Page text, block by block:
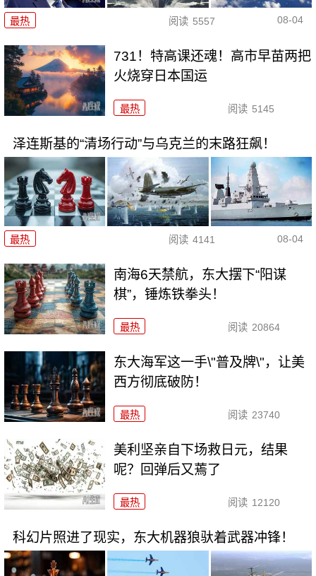
最热 阅读 5557 08-04
731！特高课还魂！高市早苗两把
火烧穿日本国运
最热 阅读 5145
泽连斯基的“清场行动”与乌克兰的末路狂飙！
最热 阅读 4141 08-04
南海6天禁航，东大摆下“阳谋
棋”，锤炼铁拳头！
最热 阅读 20864
东大海军这一手\"普及牌\"，让美
西方彻底破防！
最热 阅读 23740
美利坚亲自下场救日元，结果
呢？回弹后又蔫了
最热 阅读 12120
科幻片照进了现实，东大机器狼驮着武器冲锋！